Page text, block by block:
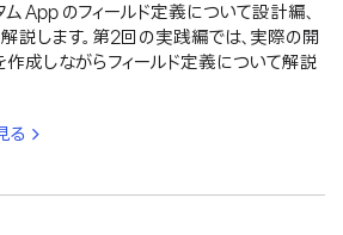
App のフィールド定義について設計編、
説します。第2回の実践編では、実際の開
成しながらフィールド定義について解説
る